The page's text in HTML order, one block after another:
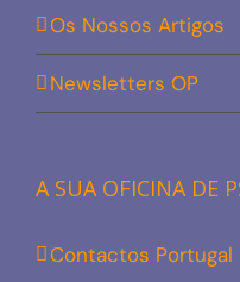
Os Nossos Artigos
Newsletters OP
A SUA OFICINA DE
Contactos Portugal